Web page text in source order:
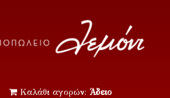
Καλάθι αγορών: Άδειο